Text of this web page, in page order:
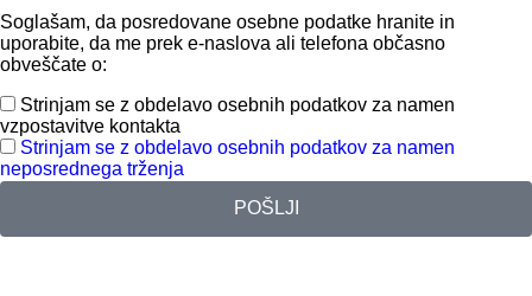
Soglašam, da posredovane osebne podatke hranite in
uporabite, da me prek e-naslova ali telefona občasno
obveščate o:
Strinjam se z obdelavo osebnih podatkov za namen
vzpostavitve kontakta
Strinjam se z obdelavo osebnih podatkov za namen
neposrednega trženja
POŠLJI